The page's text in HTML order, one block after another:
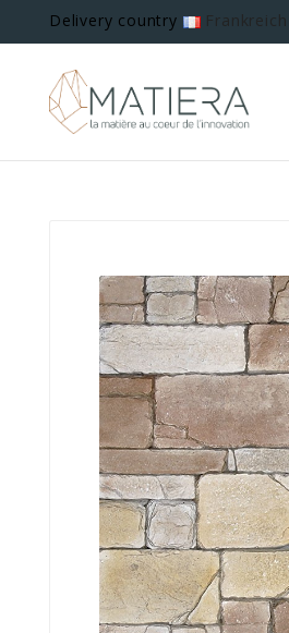
Delivery country Frankreich